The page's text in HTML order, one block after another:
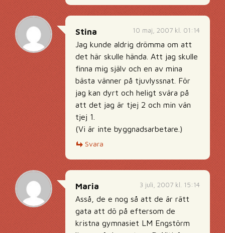
10 maj, 2007 kl. 01:14
Stina
Jag kunde aldrig drömma om att
det här skulle hända. Att jag skulle
finna mig själv och en av mina
bästa vänner på tjuvlyssnat. För
jag kan dyrt och heligt svära på
att det jag är tjej 2 och min vän
tjej 1.
(Vi är inte byggnadsarbetare.)
Svara
3 juli, 2007 kl. 15:14
Maria
Asså, de e nog så att de är rätt
gata att dö på eftersom de
kristna gymnasiet LM Engstörm